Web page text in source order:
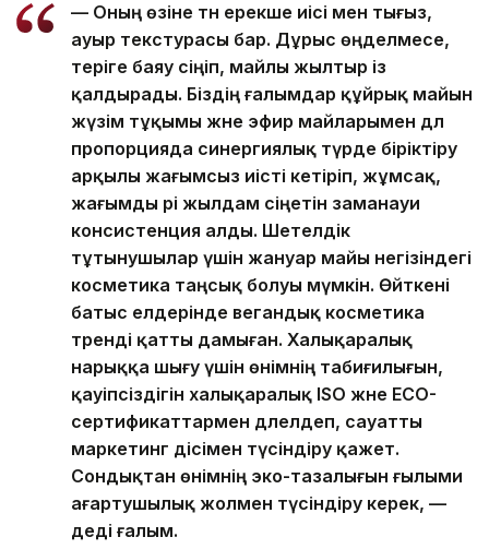
— Оның өзіне тән ерекше иісі мен тығыз,
ауыр текстурасы бар. Дұрыс өңделмесе,
теріге баяу сіңіп, майлы жылтыр із
қалдырады. Біздің ғалымдар құйрық майын
жүзім тұқымы және эфир майларымен дәл
пропорцияда синергиялық түрде біріктіру
арқылы жағымсыз иісті кетіріп, жұмсақ,
жағымды әрі жылдам сіңетін заманауи
консистенция алды. Шетелдік
тұтынушылар үшін жануар майы негізіндегі
косметика таңсық болуы мүмкін. Өйткені
батыс елдерінде вегандық косметика
тренді қатты дамыған. Халықаралық
нарыққа шығу үшін өнімнің табиғилығын,
қауіпсіздігін халықаралық ISO және ECO-
сертификаттармен дәлелдеп, сауатты
маркетинг әдісімен түсіндіру қажет.
Сондықтан өнімнің эко-тазалығын ғылыми
ағартушылық жолмен түсіндіру керек, —
деді ғалым.